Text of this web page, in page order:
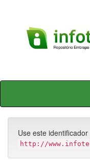
Skip
Use este
http://